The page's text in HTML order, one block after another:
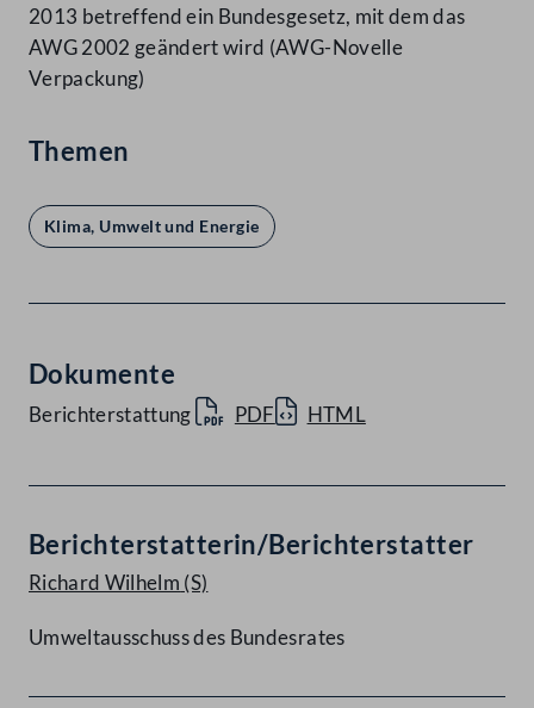
2013 betreffend ein Bundesgesetz, mit dem das
AWG 2002 geändert wird (AWG-Novelle
Verpackung)
Themen
Klima, Umwelt und Energie
Dokumente
Berichterstattung PDF HTML
Berichterstatterin/Berichterstatter
Richard Wilhelm (S)
Umweltausschuss des Bundesrates